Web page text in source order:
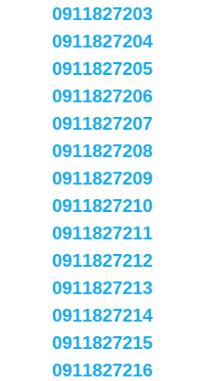
0911827203
0911827204
0911827205
0911827206
0911827207
0911827208
0911827209
0911827210
0911827211
0911827212
0911827213
0911827214
0911827215
0911827216